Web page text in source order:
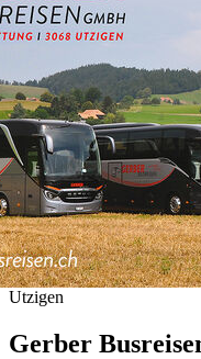
Utzigen
Gerber